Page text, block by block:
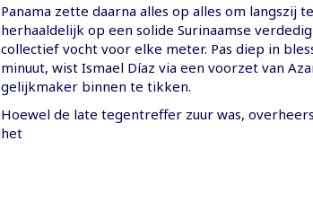
Panama zette daarna alles op alles om langszij
herhaaldelijk op een solide Surinaamse
collectief vocht voor elke meter. Pas diep in
minuut, wist Ismael Díaz via een voorzet van
gelijkmaker binnen te tikken.
Hoewel de late tegentreffer zuur was,
het